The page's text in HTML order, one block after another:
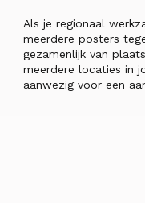
Als je regionaal
meerdere posters
gezamenlijk van
meerdere locaties in
aanwezig voor een